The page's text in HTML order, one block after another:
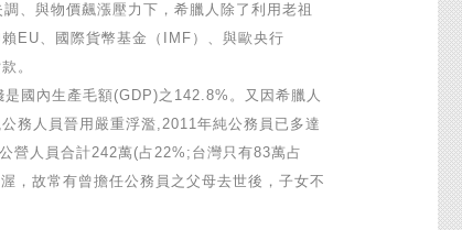
、與物價飆漲壓力下，希臘人除了利用老祖
EU、國際貨幣基金（IMF）、與歐央行
。
國內生產毛額(GDP)之142.8%。又因希臘人
務人員晉用嚴重浮濫,2011年純公務員已多達
營人員合計242萬(占22%;台灣只有83萬占
，故常有曾擔任公務員之父母去世後，子女不